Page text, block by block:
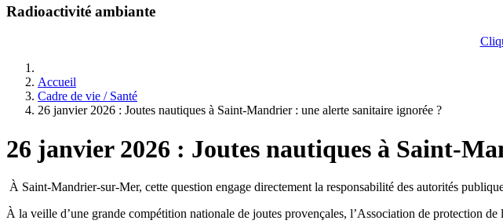
Radioactivité ambiante
Accueil
Cadre de vie / Santé
26 janvier 2026 : Joutes nautiques à Saint-Mandrier : une alerte sanitaire ignorée ?
26 janvier 2026 : Joutes nautiques à Saint-
À Saint-Mandrier-sur-Mer, cette question engage directement la responsabilité des autorités
À la veille d’une grande compétition nationale de joutes provençales, l’Association de protection